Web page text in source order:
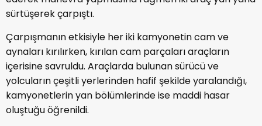
sürtüşerek çarpıştı.
Çarpışmanın etkisiyle her iki kamyonetin cam ve
aynaları kırılırken, kırılan cam parçaları araçların
içerisine savruldu. Araçlarda bulunan sürücü ve
yolcuların çeşitli yerlerinden hafif şekilde yaralandığı,
kamyonetlerin yan bölümlerinde ise maddi hasar
oluştuğu öğrenildi.